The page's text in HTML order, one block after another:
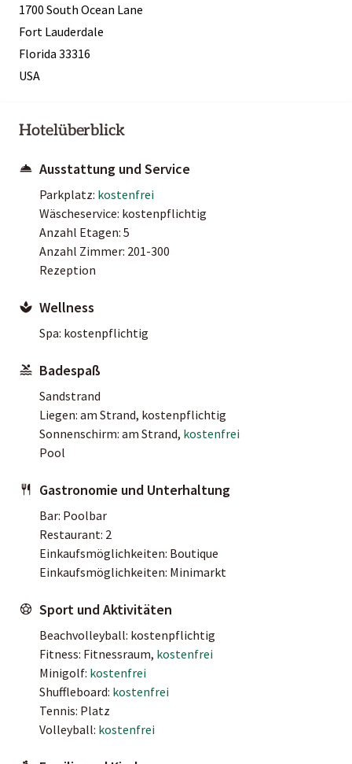
1700 South Ocean Lane
Fort Lauderdale
Florida 33316
USA
Hotelüberblick
Ausstattung und Service
Parkplatz: kostenfrei
Wäscheservice: kostenpflichtig
Anzahl Etagen: 5
Anzahl Zimmer: 201-300
Rezeption
Wellness
Spa: kostenpflichtig
Badespaß
Sandstrand
Liegen: am Strand, kostenpflichtig
Sonnenschirm: am Strand, kostenfrei
Pool
Gastronomie und Unterhaltung
Bar: Poolbar
Restaurant: 2
Einkaufsmöglichkeiten: Boutique
Einkaufsmöglichkeiten: Minimarkt
Sport und Aktivitäten
Beachvolleyball: kostenpflichtig
Fitness: Fitnessraum, kostenfrei
Minigolf: kostenfrei
Shuffleboard: kostenfrei
Tennis: Platz
Volleyball: kostenfrei